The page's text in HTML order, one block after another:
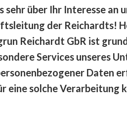
über Ihr Interesse an
der Reichardts!
Reichardt GbR ist
Services unseres
Daten
solche Verarbeitung